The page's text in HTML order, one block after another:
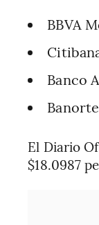
BBVA
Banco
El Diario
$18.0987